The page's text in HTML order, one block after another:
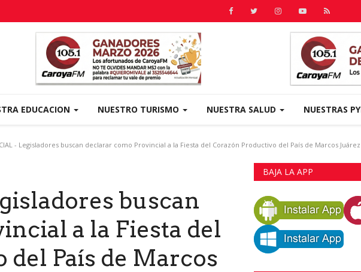
EDUCACION NUESTRO TURISMO NUESTRA SALUD NUESTRAS
- Legisladores buscan declarar como Provincial a la Fiesta del Corazón Productivo del País de Marcos Juárez
buscan
a la Fiesta del
País de Marcos
BAJA LA APP